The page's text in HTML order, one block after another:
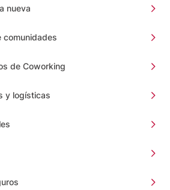
nueva
comunidades
de Coworking
y logísticas